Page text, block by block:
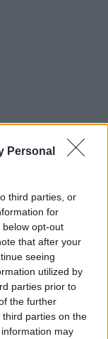
Personal
third parties, or
for
opt-out
that after your
seeing
utilized by
parties prior to
the further
parties on the
may